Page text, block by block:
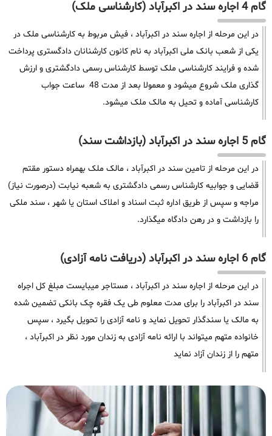
گام 4 اجاره سند در اکبرآباد (کارشناسی ملک)
در این مرحله از اجاره سند در اکبرآباد ، فیش مربوط به کارشناسی ملک در
یکی از شعب بانک ملی اکبرآباد به نام کانون کارشنانان دادگستری پرداخت
شده و فرایند کارشناسی ملک توسط کارشناس رسمی دادگشتری و ارزش
گذاری ملک شروع میشود و معمولا بعد از مدت 48 ساعت جواب
کارشناسی آماده و تحیل به مالک ملک میشود.
گام 5 اجاره سند در اکبرآباد (بازداشت سند)
در این مرحله از تامین سند در اکبرآباد ، مالک ملک بهمراه دستور مقتم
قضایی و جوابیه کارشناس رسمی دادگشتری به شعبه نیابت (درصورت نیاز)
مراجه و سپس از طریق اداره ثبت اسناد و املاک استان یا شهر ، سند ملکی
را بازداشت و در رهن دادگاه میگذارد.
گام 6 اجاره سند در اکبرآباد (دریافت نامه آزادی)
در این مرحله از اجاره سند در اکبرآباد ، مستاجر میبایست مبلغ کل اجراه
سند در اکبرآباد را برای مدت معلوم طی یک فقره چک بانکی تضمین شده
به مالک یا سندگذار تحویل نماید و نامه آزادی را تحویل بگیرد ، سپس
خانواده متهم میتواند با ارائه نامه آزادی به زندان مورد نظر در اکبرآباد ،
متهم را از زندان آزاد نماید